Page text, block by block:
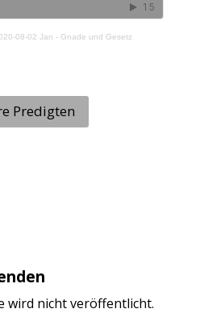
08-02 Jan - Gnade und Gesetz
Predigten
wird nicht veröffentlicht.